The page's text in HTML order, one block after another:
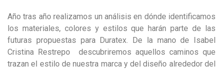
Año tras año realizamos un análisis en dónde identificamos
los materiales, colores y estilos que harán parte de las
futuras propuestas para Duratex. De la mano de Isabel
Cristina Restrepo descubriremos aquellos caminos que
trazan el estilo de nuestra marca y del diseño alrededor del